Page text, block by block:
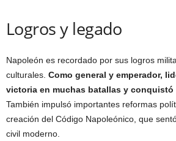
Logros y legado
Napoleón es recordado por sus logros
culturales. Como general y emperador,
victoria en muchas batallas y conquistó
También impulsó importantes reformas
creación del Código Napoleónico, que
civil moderno.